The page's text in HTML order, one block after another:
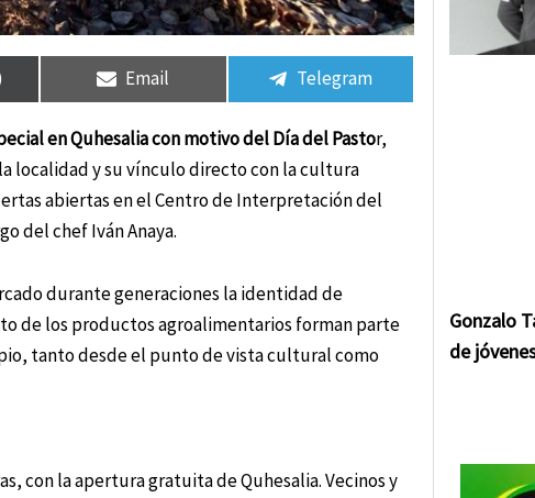
Compartir
en
Email
Compartir
en
Telegram
en Quhesalia con motivo del Día del Pastor,
localidad y su vínculo directo con la cultura
abiertas en el Centro de Interpretación del
del chef Iván Anaya.
durante generaciones la identidad de
de los productos agroalimentarios forman parte
tanto desde el punto de vista cultural como
con la apertura gratuita de Quhesalia. Vecinos y
Compartir
en
Compartir
en
Gonzalo
de